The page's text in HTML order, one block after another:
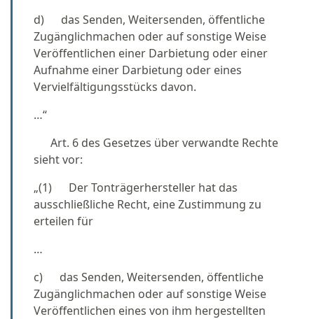
d) das Senden, Weitersenden, öffentliche
Zugänglichmachen oder auf sonstige Weise
Veröffentlichen einer Darbietung oder einer
Aufnahme einer Darbietung oder eines
Vervielfältigungsstücks davon.
…“
Art. 6 des Gesetzes über verwandte Rechte
sieht vor:
„(1) Der Tonträgerhersteller hat das
ausschließliche Recht, eine Zustimmung zu
erteilen für
…
c) das Senden, Weitersenden, öffentliche
Zugänglichmachen oder auf sonstige Weise
Veröffentlichen eines von ihm hergestellten